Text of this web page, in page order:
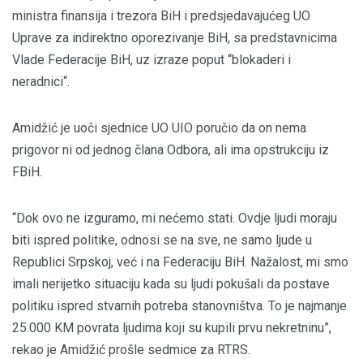
ministra finansija i trezora BiH i predsjedavajućeg UO
Uprave za indirektno oporezivanje BiH, sa predstavnicima
Vlade Federacije BiH, uz izraze poput “blokaderi i
neradnici“.
Amidžić je uoči sjednice UO UIO poručio da on nema
prigovor ni od jednog člana Odbora, ali ima opstrukciju iz
FBiH.
“Dok ovo ne izguramo, mi nećemo stati. Ovdje ljudi moraju
biti ispred politike, odnosi se na sve, ne samo ljude u
Republici Srpskoj, već i na Federaciju BiH. Nažalost, mi smo
imali nerijetko situaciju kada su ljudi pokušali da postave
politiku ispred stvarnih potreba stanovništva. To je najmanje
25.000 KM povrata ljudima koji su kupili prvu nekretninu”,
rekao je Amidžić prošle sedmice za RTRS.